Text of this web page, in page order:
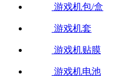
游戏机包/盒
游戏机套
游戏机贴膜
游戏机电池